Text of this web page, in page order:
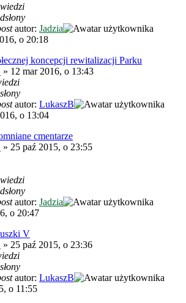
autor: Jadzia
o 20:18
koncepcji rewitalizacji Parku
» 12 mar 2016, o 13:43
autor: LukaszB
o 13:04
cmentarze
» 25 paź 2015, o 23:55
autor: Jadzia
o 20:47
V
» 25 paź 2015, o 23:36
autor: LukaszB
o 11:55